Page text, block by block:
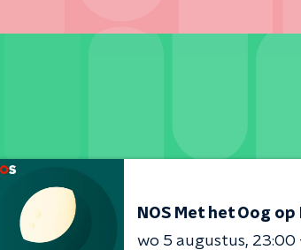
NOS Met het Oog op
wo 5 augustus 23:00